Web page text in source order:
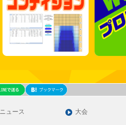
ニュース 大会